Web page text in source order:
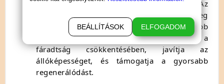
szervezet hatékonyabban tud hasznosítani. Az
L-citrullin bevitele hosszabb távon emeli meg
az arginin szintjét a vérben, ami tartósabb
hatást eredményez. Ez az összetevő segít a
fáradtság csökkentésében, javítja az
állóképességet, és támogatja a gyorsabb
regenerálódást.
BEÁLLÍTÁSOK ELFOGADOM